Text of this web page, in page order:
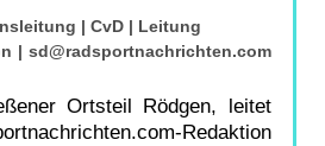
| CvD | Leitung
| sd@radsportnachrichten.com
Ortsteil Rödgen, leitet
Redaktion